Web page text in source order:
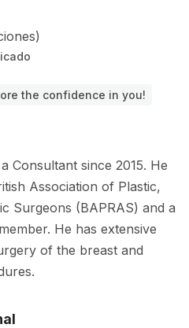
the confidence in you!
Consultant since 2015. He
Association of Plastic,
Surgeons (BAPRAS) and a
He has extensive
of the breast and